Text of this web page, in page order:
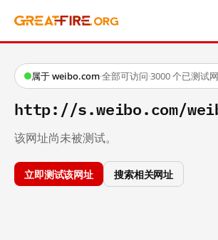
属于 weibo.com·全部可访问·3000 个已测试
http://s.weibo.com/
该网址尚未被测试。
立即测试该网址 搜索相关网址